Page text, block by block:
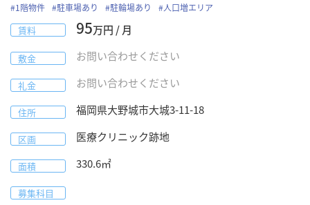
#1階物件 #駐車場あり #駐輪場あり #人口増エリア
賃料 95万円 / 月
敷金 お問い合わせください
礼金 お問い合わせください
住所 福岡県大野城市大城3-11-18
区画 医療クリニック跡地
面積 330.6㎡
募集科目